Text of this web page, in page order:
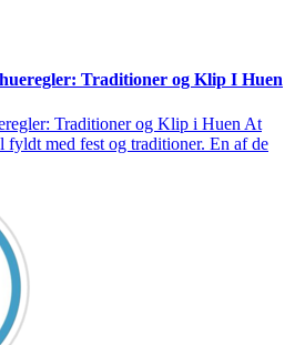
Traditioner og Klip I Huen
Traditioner og Klip i Huen At
med fest og traditioner. En af de